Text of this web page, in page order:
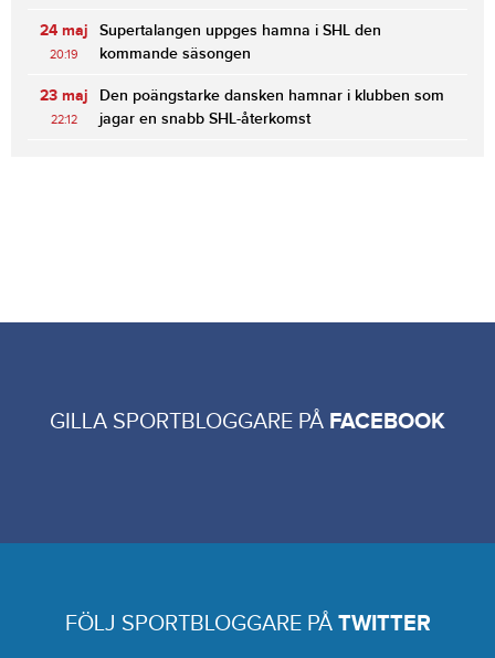
24 maj
20:19
Supertalangen uppges hamna i SHL den
kommande säsongen
23 maj
22:12
Den poängstarke dansken hamnar i klubben som
jagar en snabb SHL-återkomst
GILLA SPORTBLOGGARE PÅ FACEBOOK
FÖLJ SPORTBLOGGARE PÅ TWITTER